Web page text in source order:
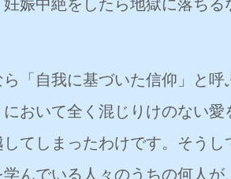
「自我に基づいた信仰」と呼
おいて全く混じりけのない
てしまったわけです。そう
んでいる人々のうちの何人